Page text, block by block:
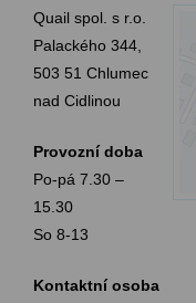
Quail spol. s r.o.
Palackého 344,
503 51 Chlumec
nad Cidlinou
Provozní doba
Po-pá 7.30 –
15.30
So 8-13
Kontaktní osoba